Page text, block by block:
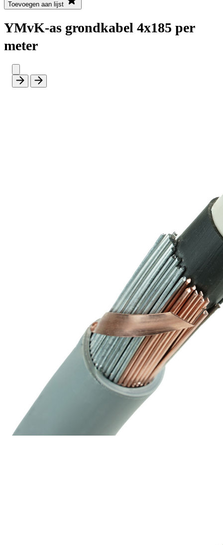
Toevoegen aan lijst
YMvK-as grondkabel 4x185 per
meter